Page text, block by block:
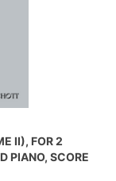
II), FOR 2
PIANO, SCORE